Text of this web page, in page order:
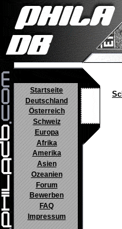
Startseite
Deutschland
Österreich
Schweiz
Europa
Afrika
Amerika
Asien
Ozeanien
Forum
Bewerben
FAQ
Impressum